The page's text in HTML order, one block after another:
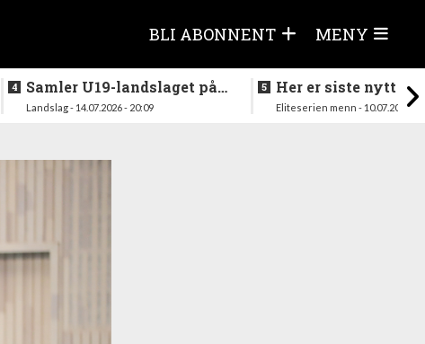
BLI ABONNENT MENY
Samler U19-landslaget på
nytt i august
Landslag - 14.07.2026 - 20:09
Her er siste nytt
season
Eliteserien menn - 10.07.2026 -